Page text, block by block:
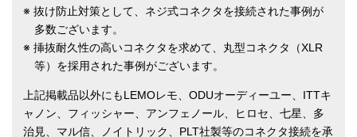
※ 抜け防止対策として、ネジ式コネクタを接続された事例が
多数ございます。
※ 挿抜耐久性の高いコネクタを求めて、丸型コネクタ（XLR
等）を採用された事例がございます。
上記掲載品以外にもLEMOレモ、ODUオーディーユー、ITTキ
ャノン、フィッシャー、アンフェノール、ヒロセ、七星、多
治見、マル信、ノイトリック、PLT社製等のコネクタ接続を承